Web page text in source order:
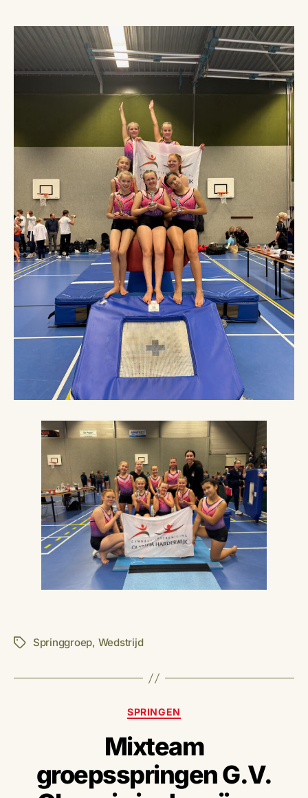
TagsSpringgroep, Wedstrijd
Categorieën
SPRINGEN
Mixteam
groepsspringen G.V.